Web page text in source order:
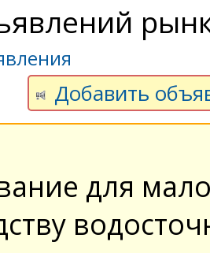
Добавить
для